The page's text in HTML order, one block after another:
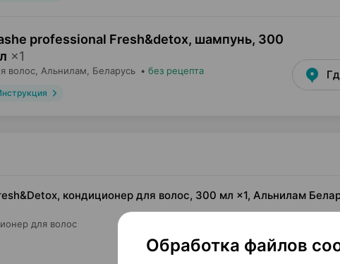
professional Fresh&detox, шампунь, 300
×1
волос, Альнилам , Беларусь • без рецепта
кондиционер для волос, 300 мл ×1, Альнилам
для волос
Обработка файлов